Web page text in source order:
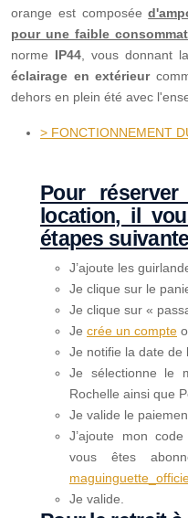
orange est composée
pour une faible
norme IP44 , vous donnant
éclairage en extérieur
dehors en plein été avec
> FONCTIONNEMENT
Pour
location, il
étapes
J’ajoute les
Je clique sur le
Je clique sur «
Je crée un compte
Je notifie la date de
Je sélectionne le
Rochelle ainsi que
Je valide le
J’ajoute mon
vous êtes
Je valide.